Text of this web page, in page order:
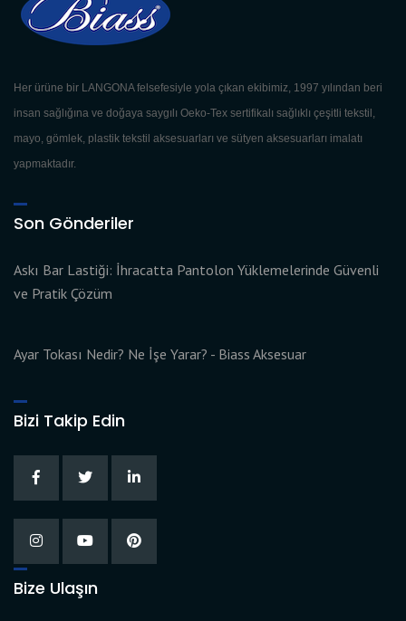
Her ürüne bir LANGONA felsefesiyle yola çıkan ekibimiz, 1997 yılından beri
insan sağlığına ve doğaya saygılı Oeko-Tex sertifikalı sağlıklı çeşitli tekstil,
mayo, gömlek, plastik tekstil aksesuarları ve sütyen aksesuarları imalatı
yapmaktadır.
Son Gönderiler
Askı Bar Lastiği: İhracatta Pantolon Yüklemelerinde Güvenli
ve Pratik Çözüm
Ayar Tokası Nedir? Ne İşe Yarar? - Biass Aksesuar
Bizi Takip Edin
Bize Ulaşın